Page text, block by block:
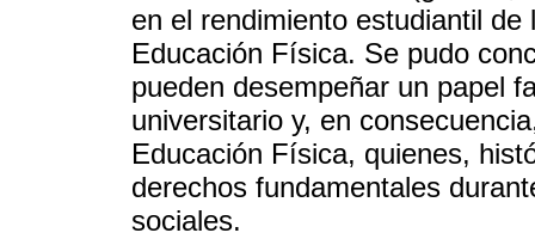
en el rendimiento estudiantil
Educación Física. Se pudo
pueden desempeñar un papel
universitario y, en
Educación Física, quienes,
derechos fundamentales
sociales.